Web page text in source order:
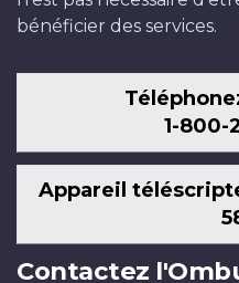
bénéficier des services.
1-800-
Appareil
Contactez